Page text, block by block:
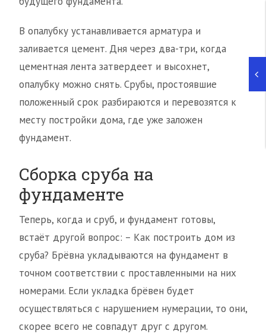
В опалубку устанавливается арматура и
заливается цемент. Дня через два-три, когда
цементная лента затвердеет и высохнет,
опалубку можно снять. Срубы, простоявшие
положенный срок разбираются и перевозятся к
месту постройки дома, где уже заложен
фундамент.
Сборка сруба на
фундаменте
Теперь, когда и сруб, и фундамент готовы,
встаёт другой вопрос: – Как построить дом из
сруба? Брёвна укладываются на фундамент в
точном соответствии с проставленными на них
номерами. Если укладка брёвен будет
осуществляться с нарушением нумерации, то они,
скорее всего не совпадут друг с другом.